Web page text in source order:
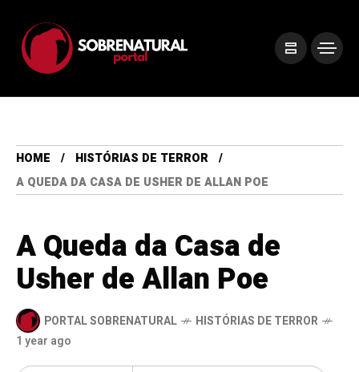
HOME
HISTÓRIAS DE TERROR
A QUEDA DA CASA DE USHER DE ALLAN POE
A Queda da Casa de
Usher de Allan Poe
PORTAL SOBRENATURAL
HISTÓRIAS DE TERROR
1 year ago